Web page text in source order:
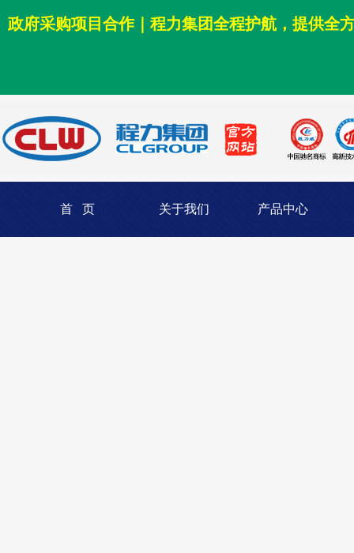
政府采购项目合作｜程力集团全程护航，提供全
首 页 关于我们 产品中心